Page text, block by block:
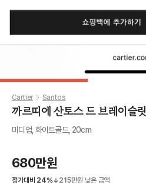
Cartier Santos
까르띠에 산토스 드 브레이슬릿
미디엄, 화이트골드, 20cm
680만원
정가대비 24% 215만원 낮은 금액